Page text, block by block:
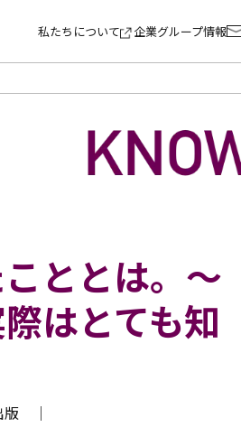
私たちについて 企業グループ情報
ととは。〜
はとても知
版 ｜